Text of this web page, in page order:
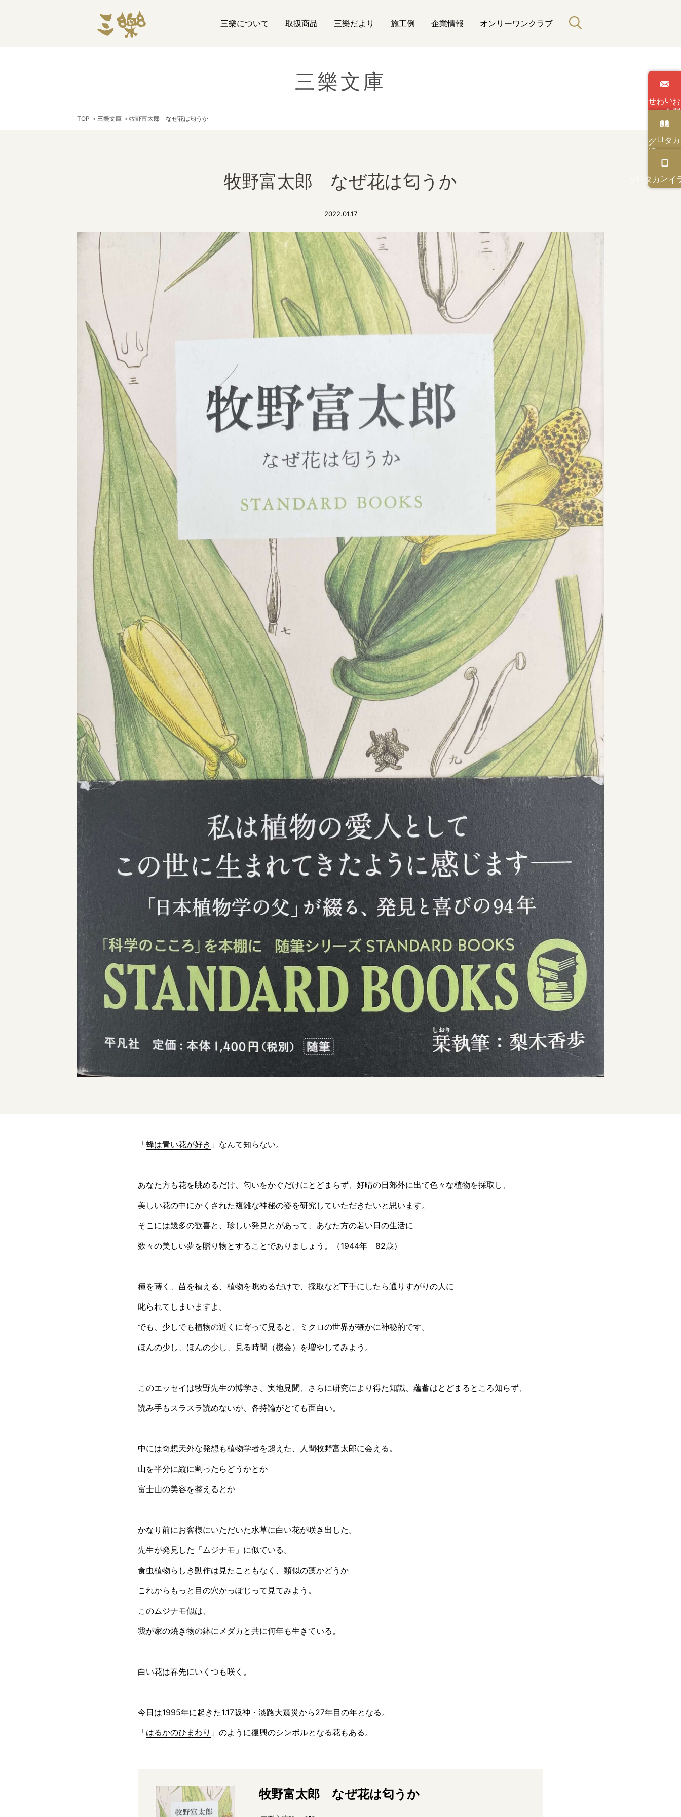
い
わせ
カタログ
オンライン
三樂について 取扱商品 三樂だより 施工例 企業情報 オンリーワンクラブ
三樂文庫
TOP ＞ 三樂文庫 ＞ 牧野富太郎 なぜ花は匂うか
牧野富太郎 なぜ花は匂うか
2022.01.17
「蜂は青い花が好き 」なんて知らない。
あなた方も花を眺めるだけ、匂いをかぐだけにとどまらず、好晴の日郊外に出て色々な植物を採取し、
美しい花の中にかくされた複雑な神秘の姿を研究していただきたいと思います。
そこには幾多の歓喜と、珍しい発見とがあって、あなた方の若い日の生活に
数々の美しい夢を贈り物とすることでありましょう。（1944年 82歳）
種を蒔く、苗を植える、植物を眺めるだけで、採取など下手にしたら通りすがりの人に
叱られてしまいますよ。
でも、少しでも植物の近くに寄って見ると、ミクロの世界が確かに神秘的です。
ほんの少し、ほんの少し、見る時間（機会）を増やしてみよう。
このエッセイは牧野先生の博学さ、実地見聞、さらに研究により得た知識、蘊蓄はとどまるところ知らず、
読み手もスラスラ読めないが、各持論がとても面白い。
中には奇想天外な発想も植物学者を超えた、人間牧野富太郎に会える。
山を半分に縦に割ったらどうかとか
富士山の美容を整えるとか
かなり前にお客様にいただいた水草に白い花が咲き出した。
先生が発見した「ムジナモ」に似ている。
食虫植物らしき動作は見たこともなく、類似の藻かどうか
これからもっと目の穴かっぽじって見てみよう。
このムジナモ似は、
我が家の焼き物の鉢にメダカと共に何年も生きている。
白い花は春先にいくつも咲く。
今日は1995年に起きた1.17阪神・淡路大震災から27年目の年となる。
「はるかのひまわり 」のように復興のシンボルとなる花もある。
牧野富太郎 なぜ花は匂うか